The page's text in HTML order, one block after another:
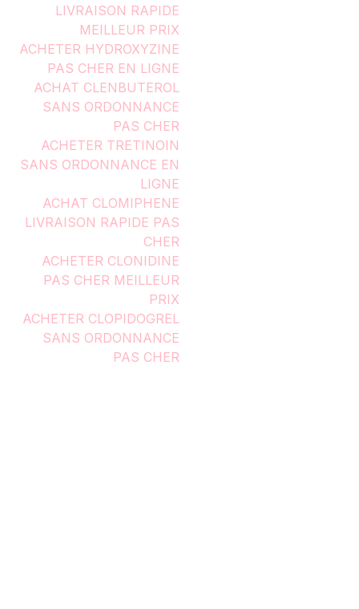
LIVRAISON RAPIDE
MEILLEUR PRIX
ACHETER HYDROXYZINE
PAS CHER EN LIGNE
ACHAT CLENBUTEROL
SANS ORDONNANCE
PAS CHER
ACHETER TRETINOIN
SANS ORDONNANCE EN
LIGNE
ACHAT CLOMIPHENE
LIVRAISON RAPIDE PAS
CHER
ACHETER CLONIDINE
PAS CHER MEILLEUR
PRIX
ACHETER CLOPIDOGREL
SANS ORDONNANCE
PAS CHER